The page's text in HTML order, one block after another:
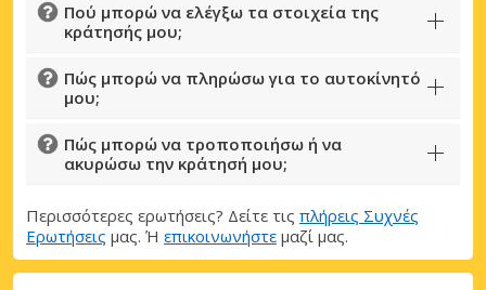
Πού μπορώ να ελέγξω τα στοιχεία της
κράτησής μου;
Πώς μπορώ να πληρώσω για το αυτοκίνητό
μου;
Πώς μπορώ να τροποποιήσω ή να
ακυρώσω την κράτησή μου;
Περισσότερες ερωτήσεις? Δείτε τις πλήρεις Συχνές
Ερωτήσεις μας. Ή επικοινωνήστε μαζί μας.